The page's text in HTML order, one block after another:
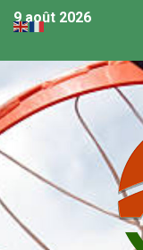
9 août 2026